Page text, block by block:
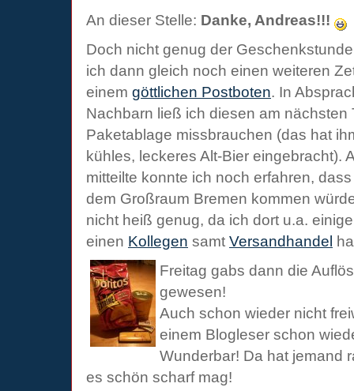
An dieser Stelle: Danke, Andreas!!!
Doch nicht genug der
ich dann gleich noch einen weiteren
einem göttlichen Postboten. In
Nachbarn ließ ich diesen am nächsten
Paketablage missbrauchen (das hat
kühles, leckeres Alt-Bier eingebracht).
mitteilte konnte ich noch erfahren,
dem Großraum Bremen kommen
nicht heiß genug, da ich dort u.a.
einen Kollegen samt Versandhandel
Freitag gabs dann die
gewesen!
Auch schon wieder nicht
einem Blogleser schon
Wunderbar! Da hat jemand
es schön scharf mag!